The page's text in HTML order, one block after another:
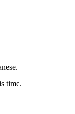
time.